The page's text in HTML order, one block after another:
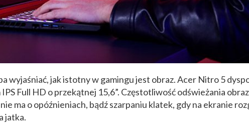
wyjaśniać, jak istotny w gamingu jest obraz. Acer Nitro 5
Full HD o przekątnej 15,6”. Częstotliwość odświeżania
ma o opóźnieniach, bądź szarpaniu klatek, gdy na ekranie
jatka.